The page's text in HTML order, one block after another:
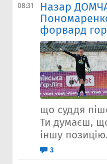
08:31
Назар
форвард
що суддя
Ти думаєш,
іншу
3